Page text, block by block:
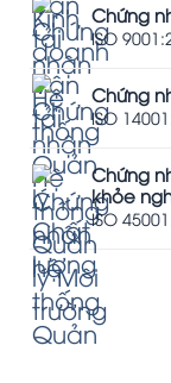
Chứng
ISO
Chứng
ISO
Chứng
khỏe
ISO